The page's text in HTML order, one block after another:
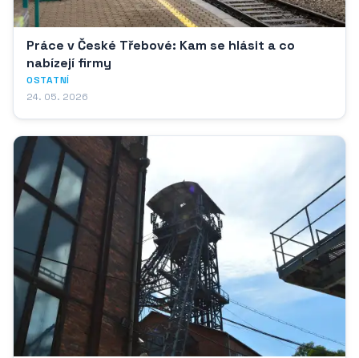
Práce v České Třebové: Kam se hlásit a co
nabízejí firmy
OSTATNÍ
24. 05. 2026